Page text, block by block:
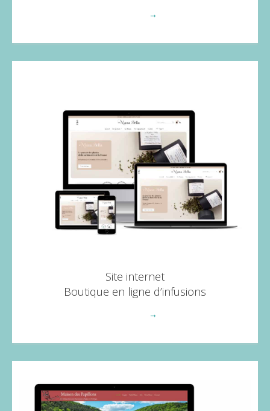
→
Site internet
Boutique en ligne d’infusions
→